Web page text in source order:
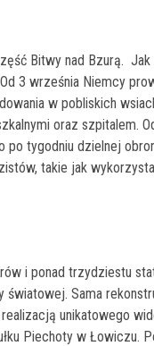
Bitwy nad Bzurą.
3 września Niemcy
w pobliskich
oraz szpitalem.
po tygodniu dzielnej
takie jak
i ponad trzydziestu
Sama
unikatowego
Piechoty w Łowiczu.